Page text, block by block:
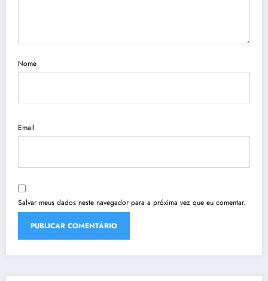
Nome
Email
Salvar meus dados neste navegador para a próxima vez que eu comentar.